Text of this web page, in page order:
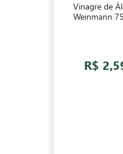
Vinagre de
Weinmann
R$